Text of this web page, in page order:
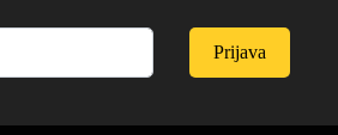
Prijava